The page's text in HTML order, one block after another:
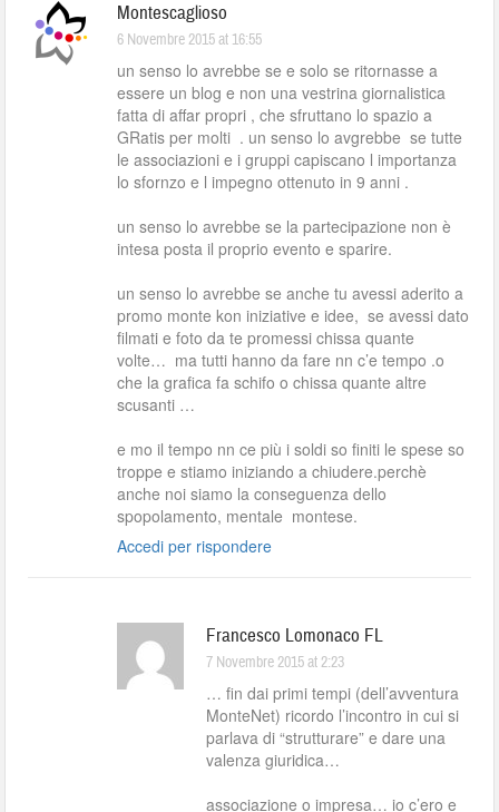
Montescaglioso
6 Novembre 2015 at 16:55
un senso lo avrebbe se e solo se ritornasse a
essere un blog e non una vestrina giornalistica
fatta di affar propri , che sfruttano lo spazio a
GRatis per molti . un senso lo avgrebbe se tutte
le associazioni e i gruppi capiscano l importanza
lo sfornzo e l impegno ottenuto in 9 anni .
un senso lo avrebbe se la partecipazione non è
intesa posta il proprio evento e sparire.
un senso lo avrebbe se anche tu avessi aderito a
promo monte kon iniziative e idee, se avessi dato
filmati e foto da te promessi chissa quante
volte… ma tutti hanno da fare nn c’e tempo .o
che la grafica fa schifo o chissa quante altre
scusanti …
e mo il tempo nn ce più i soldi so finiti le spese so
troppe e stiamo iniziando a chiudere.perchè
anche noi siamo la conseguenza dello
spopolamento, mentale montese.
Accedi per rispondere
Francesco Lomonaco FL
7 Novembre 2015 at 2:23
… fin dai primi tempi (dell’avventura
MonteNet) ricordo l’incontro in cui si
parlava di “strutturare” e dare una
valenza giuridica…
associazione o impresa… io c’ero e